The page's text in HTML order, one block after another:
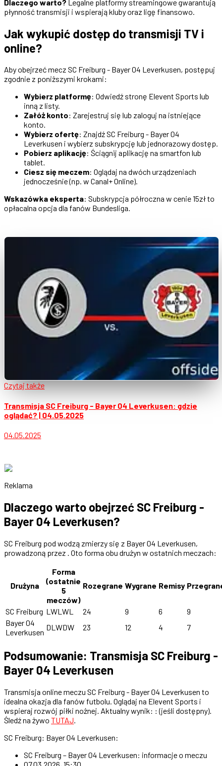
Dlaczego warto? Legalne platformy streamingowe gwarantują
płynność transmisji i wspierają kluby oraz ligę finansowo.
Jak wykupić dostęp do transmisji TV i
online?
Aby obejrzeć mecz SC Freiburg - Bayer 04 Leverkusen, postępuj
zgodnie z poniższymi krokami:
Wybierz platformę: Odwiedź stronę Elevent Sports lub
inną z listy.
Załóż konto: Zarejestruj się lub zaloguj na istniejące
konto.
Wybierz ofertę: Znajdź SC Freiburg - Bayer 04
Leverkusen i wybierz subskrypcję lub jednorazowy dostęp.
Pobierz aplikację: Ściągnij aplikację na smartfon lub
tablet.
Ciesz się meczem: Oglądaj na dwóch urządzeniach
jednocześnie (np. w Canal+ Online).
Wskazówka eksperta: Subskrypcja półroczna w cenie 15zł to
opłacalna opcja dla fanów Bundesliga.
Czytaj także
Transmisja SC Freiburg - Bayer 04 Leverkusen: gdzie
oglądać? | 04.05.2025
04.05.2025
Reklama
Dlaczego warto obejrzeć SC Freiburg -
Bayer 04 Leverkusen?
SC Freiburg pod wodzą zmierzy się z Bayer 04 Leverkusen,
prowadzoną przez . Oto forma obu drużyn w ostatnich meczach:
Drużyna
Forma
(ostatnie
5
meczów)
Rozegrane Wygrane Remisy
SC Freiburg LWLWL 24 9 6
9
Bayer 04
Leverkusen
DLWDW 23 12 4 7
Podsumowanie: Transmisja SC Freiburg -
Bayer 04 Leverkusen
Transmisja online meczu SC Freiburg - Bayer 04 Leverkusen to
idealna okazja dla fanów futbolu. Oglądaj na Elevent Sports i
wspieraj rozwój piłki nożnej. Aktualny wynik: : (jeśli dostępny).
Śledź na żywo TUTAJ
SC Freiburg: Bayer 04 Leverkusen:
SC Freiburg – Bayer 04 Leverkusen: informacje o meczu
07.03.2026, 15:30